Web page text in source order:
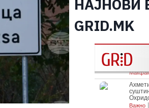
НАЈНОВИ
GRID.MK